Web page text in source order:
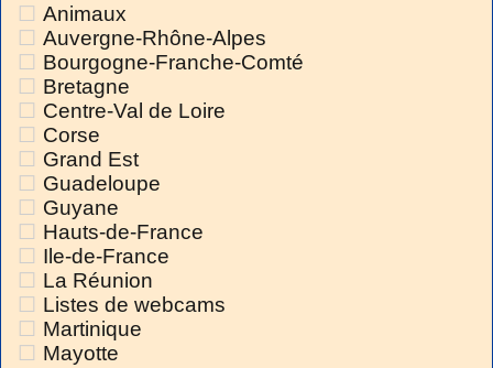
Animaux
Auvergne-Rhône-Alpes
Bourgogne-Franche-Comté
Bretagne
Centre-Val de Loire
Corse
Grand Est
Guadeloupe
Guyane
Hauts-de-France
Ile-de-France
La Réunion
Listes de webcams
Martinique
Mayotte